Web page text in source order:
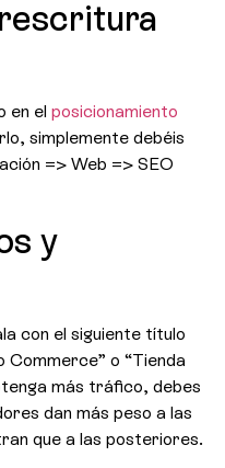
en el posicionamiento
simplemente debéis
=> Web => SEO
y
con el siguiente título
Commerce” o “Tienda
más tráfico, debes
dan más peso a las
que a las posteriores.